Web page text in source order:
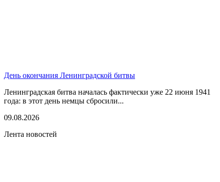
День окончания Ленинградской битвы
Ленинградская битва началась фактически уже 22 июня 1941
года: в этот день немцы сбросили...
09.08.2026
Лента новостей